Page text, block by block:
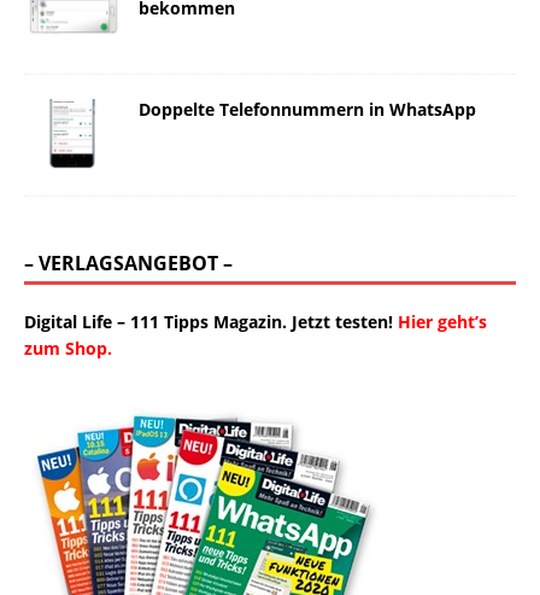
bekommen
Doppelte Telefonnummern in WhatsApp
– VERLAGSANGEBOT –
Digital Life – 111 Tipps Magazin. Jetzt testen! Hier geht’s
zum Shop.